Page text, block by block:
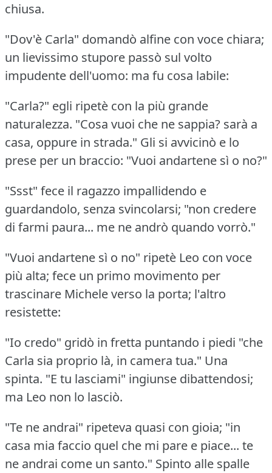
chiusa.
"Dov'è Carla" domandò alfine con voce chiara;
un lievissimo stupore passò sul volto
impudente dell'uomo: ma fu cosa labile:
"Carla?" egli ripetè con la più grande
naturalezza. "Cosa vuoi che ne sappia? sarà a
casa, oppure in strada." Gli si avvicinò e lo
prese per un braccio: "Vuoi andartene sì o no?"
"Ssst" fece il ragazzo impallidendo e
guardandolo, senza svincolarsi; "non credere
di farmi paura... me ne andrò quando vorrò."
"Vuoi andartene sì o no" ripetè Leo con voce
più alta; fece un primo movimento per
trascinare Michele verso la porta; l'altro
resistette:
"Io credo" gridò in fretta puntando i piedi "che
Carla sia proprio là, in camera tua." Una
spinta. "E tu lasciami" ingiunse dibattendosi;
ma Leo non lo lasciò.
"Te ne andrai" ripeteva quasi con gioia; "in
casa mia faccio quel che mi pare e piace... te
ne andrai come un santo." Spinto alle spalle